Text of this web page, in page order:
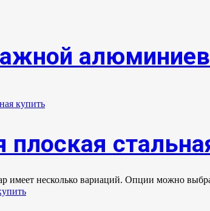
имеет несколько вариаций. Опции можно